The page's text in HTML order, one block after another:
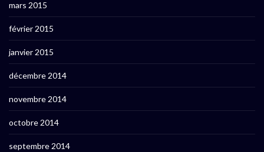
mars 2015
février 2015
janvier 2015
décembre 2014
novembre 2014
octobre 2014
septembre 2014